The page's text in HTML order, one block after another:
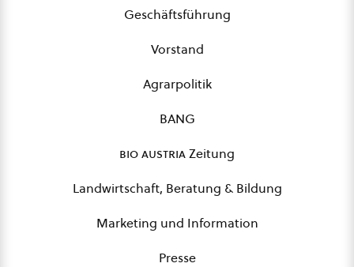
Geschäftsführung
Vorstand
Agrarpolitik
BANG
bio austriaZeitung
Landwirtschaft, Beratung & Bildung
Marketing und Information
Presse